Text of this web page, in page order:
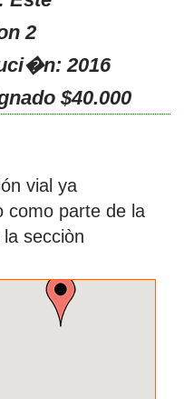
2
2016
$40.000
vial ya
como parte de la
secciòn